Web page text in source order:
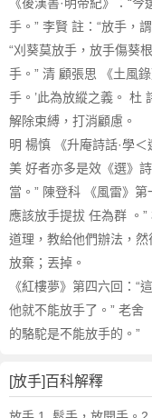
譯
手。” 李賢 註：“放手，
“刈葵莫放手，放手傷葵
手。” 清 顧張思 《土風
手。’此為放縱之義。 杜
解除束縛，打消顧慮。
明 楊慎 《升庵詩話·學
美 好者亦多是效《選》
當。” 陳登科 《風雷》
應該放手提拔 任為群 。
道理，教給他們辦法，
放棄；丟掉。
《紅樓夢》第四六回：“
他就不能放手了。” 老舍
的駱駝是不能放手的。”
[放手]百科解釋